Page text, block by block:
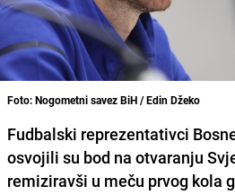
Foto: Nogometni savez BiH / Edin Džeko
Fudbalski reprezentativci
osvojili su bod na otvaranju
remiziravši u meču prvog kola